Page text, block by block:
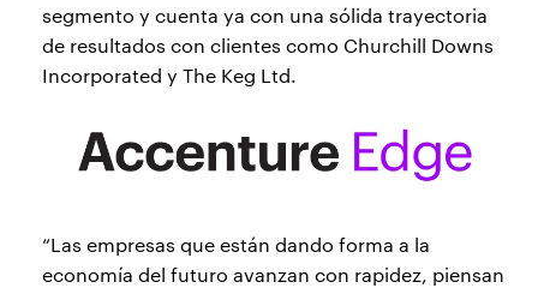
segmento y cuenta ya con una sólida trayectoria
de resultados con clientes como Churchill Downs
Incorporated y The Keg Ltd.
“Las empresas que están dando forma a la
economía del futuro avanzan con rapidez, piensan